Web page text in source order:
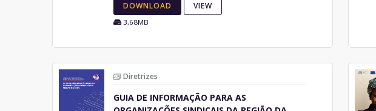
DOWNLOAD VIEW
3,68MB
Diretrizes
GUIA DE INFORMAÇÃO PARA AS